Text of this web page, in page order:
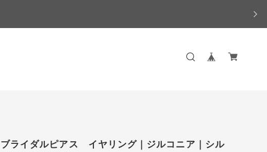
ブライダルピアス イヤリング｜ジルコニア｜シル